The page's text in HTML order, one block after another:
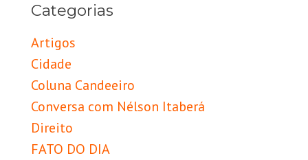
Categorias
Artigos
Cidade
Coluna Candeeiro
Conversa com Nélson Itaberá
Direito
FATO DO DIA